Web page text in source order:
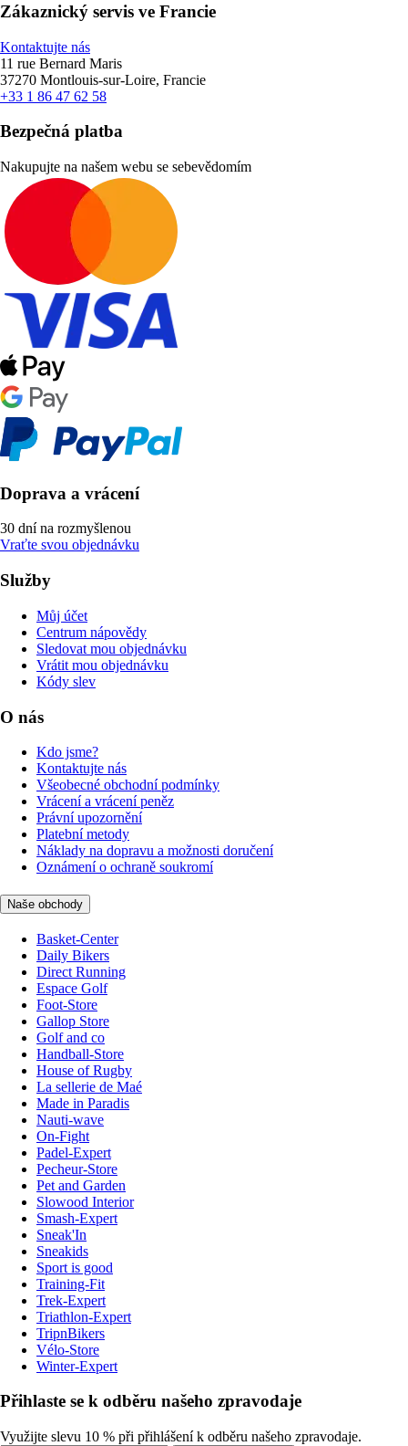
Zákaznický servis ve Francie
Kontaktujte nás
11 rue Bernard Maris
37270 Montlouis-sur-Loire, Francie
+33 1 86 47 62 58
Bezpečná platba
Nakupujte na našem webu se sebevědomím
Doprava a vrácení
30 dní na rozmyšlenou
Vraťte svou objednávku
Služby
Můj účet
Centrum nápovědy
Sledovat mou objednávku
Vrátit mou objednávku
Kódy slev
O nás
Kdo jsme?
Kontaktujte nás
Všeobecné obchodní podmínky
Vrácení a vrácení peněz
Právní upozornění
Platební metody
Náklady na dopravu a možnosti doručení
Oznámení o ochraně soukromí
Naše obchody
Basket-Center
Daily Bikers
Direct Running
Espace Golf
Foot-Store
Gallop Store
Golf and co
Handball-Store
House of Rugby
La sellerie de Maé
Made in Paradis
Nauti-wave
On-Fight
Padel-Expert
Pecheur-Store
Pet and Garden
Slowood Interior
Smash-Expert
Sneak'In
Sneakids
Sport is good
Training-Fit
Trek-Expert
Triathlon-Expert
TripnBikers
Vélo-Store
Winter-Expert
Přihlaste se k odběru našeho zpravodaje
Využijte slevu 10 % při přihlášení k odběru našeho zpravodaje.